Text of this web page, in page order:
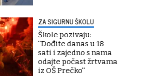
ZA SIGURNU ŠKOLU
Škole pozivaju:
''Dođite danas u 18
sati i zajedno s nama
odajte počast žrtvama
iz OŠ Prečko''